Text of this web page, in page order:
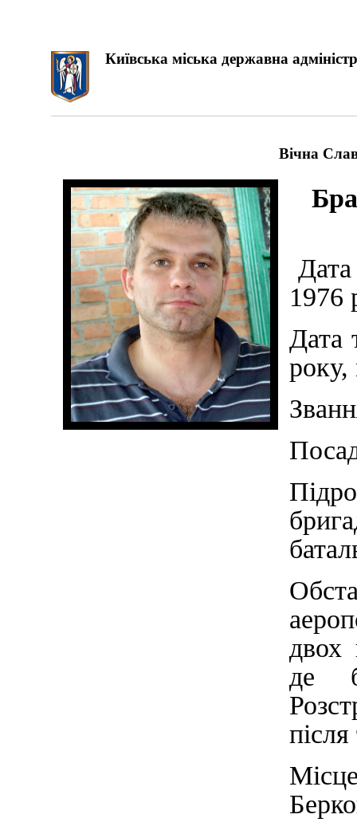
Київська міська державна
Вічна
1976
Дата
двох
де